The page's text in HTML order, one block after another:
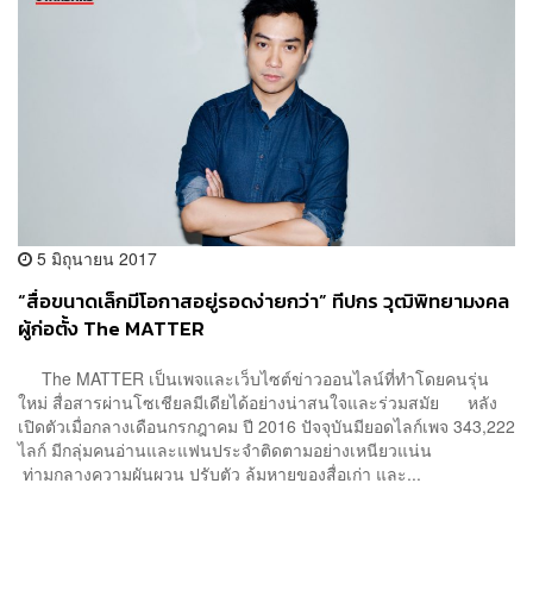
5 มิถุนายน 2017
“สื่อขนาดเล็กมีโอกาสอยู่รอดง่ายกว่า” ทีปกร วุฒิพิทยามงคล
ผู้ก่อตั้ง The MATTER
The MATTER เป็นเพจและเว็บไซต์ข่าวออนไลน์ที่ทำโดยคนรุ่น
ใหม่ สื่อสารผ่านโซเชียลมีเดียได้อย่างน่าสนใจและร่วมสมัย หลัง
เปิดตัวเมื่อกลางเดือนกรกฎาคม ปี 2016 ปัจจุบันมียอดไลก์เพจ 343,222
ไลก์ มีกลุ่มคนอ่านและแฟนประจำติดตามอย่างเหนียวแน่น
ท่ามกลางความผันผวน ปรับตัว ล้มหายของสื่อเก่า และ...